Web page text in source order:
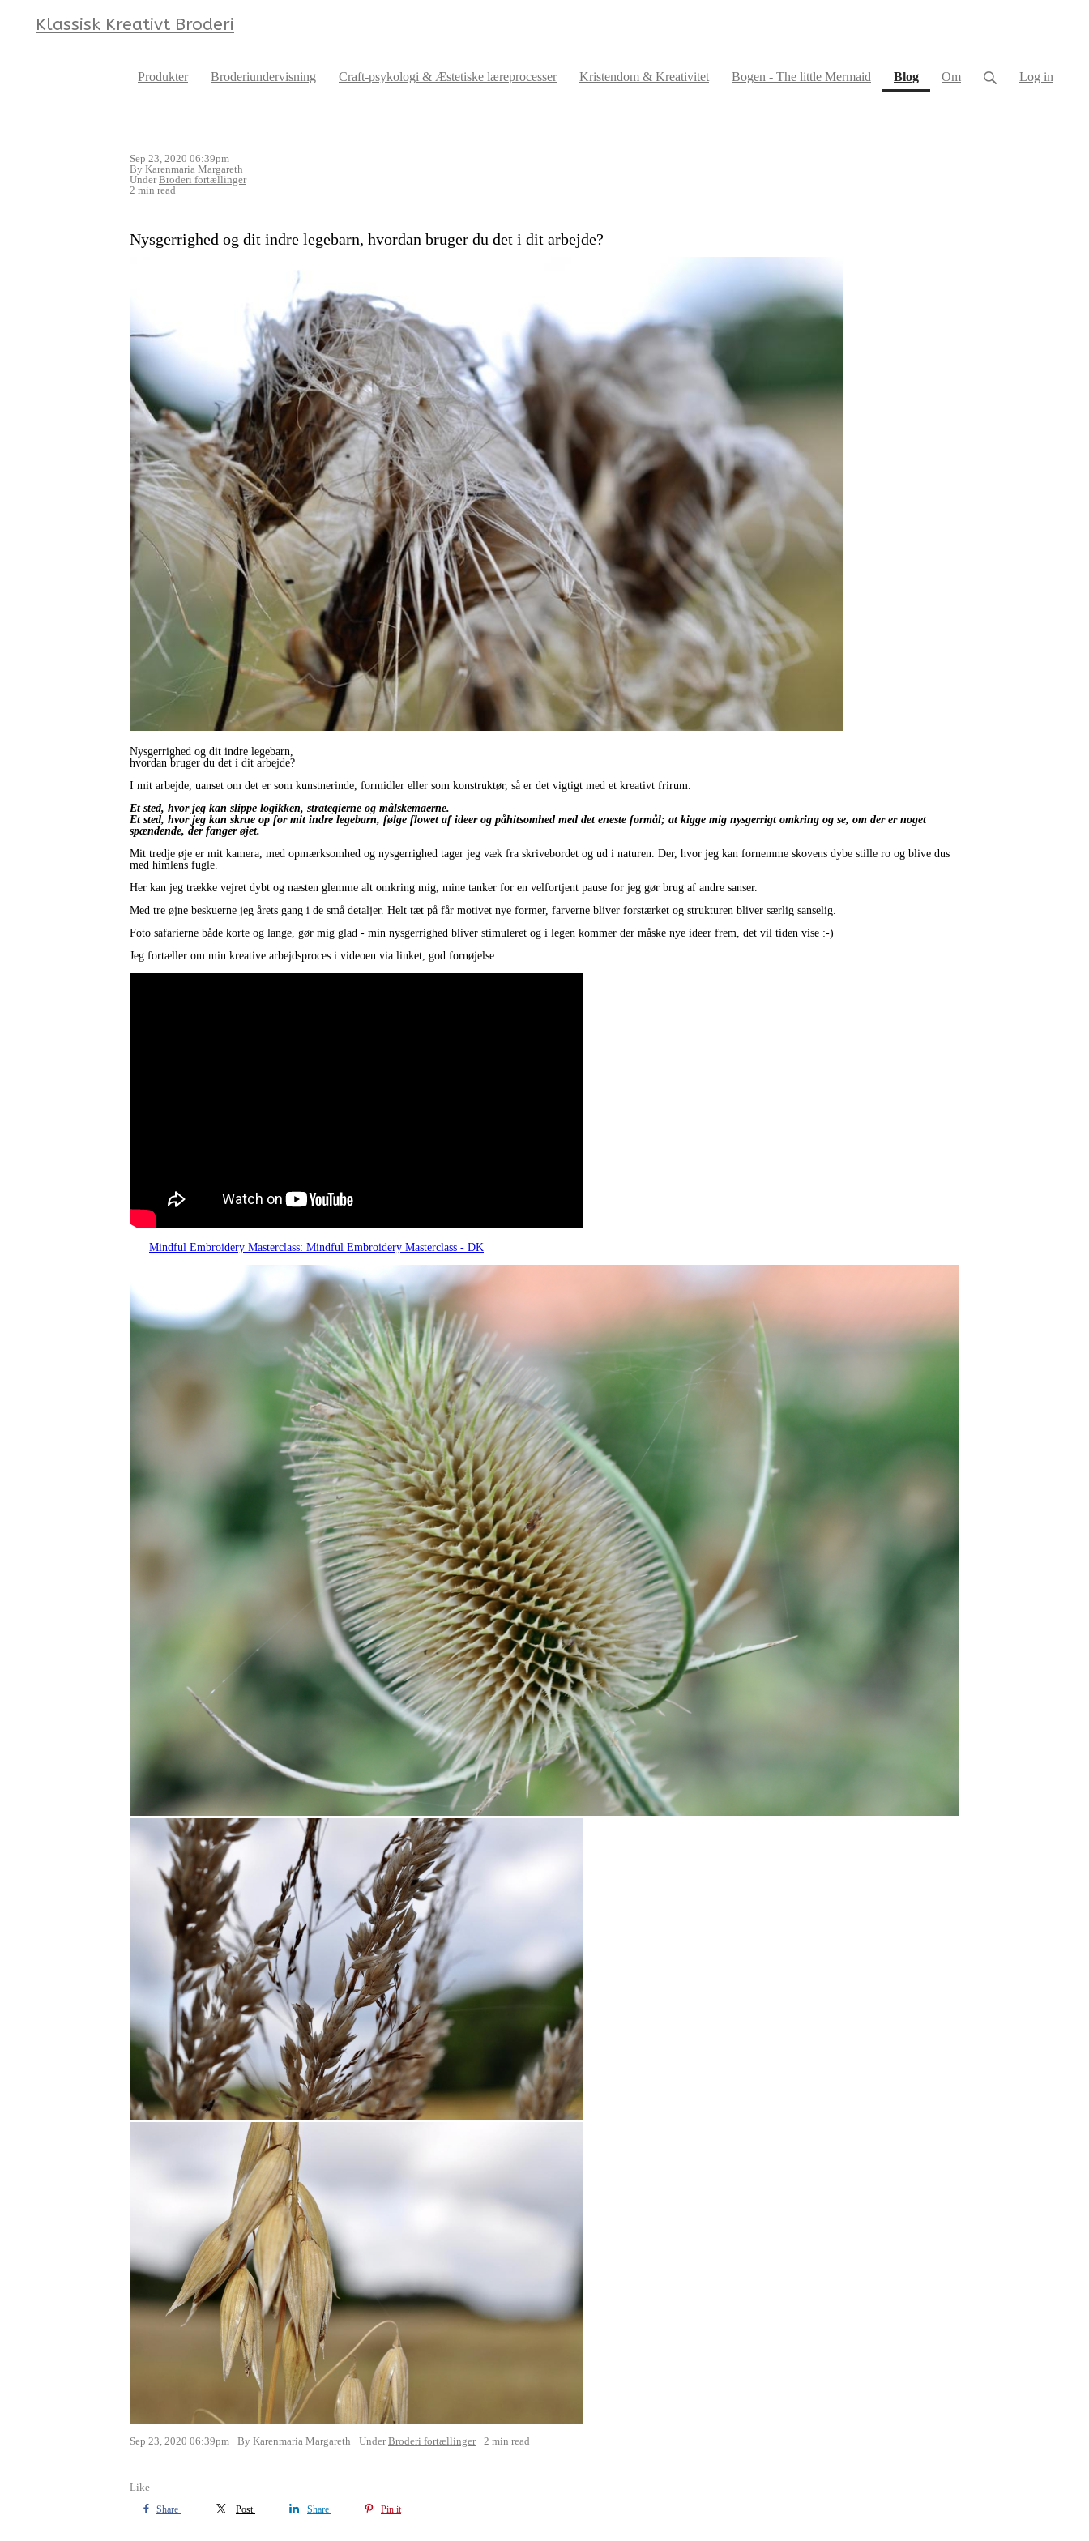
Klassisk Kreativt Broderi
Produkter Broderiundervisning Craft-psykologi & Æstetiske læreprocesser Kristendom & Kreativitet Bogen - The little Mermaid Blog(current)
Om Log in
Sep 23, 2020 06:39pm
By Karenmaria Margareth
UnderBroderi fortællinger
2 min read
Nysgerrighed og dit indre legebarn, hvordan bruger du det i dit arbejde?
Nysgerrighed og dit indre legebarn,
hvordan bruger du det i dit arbejde?
I mit arbejde, uanset om det er som kunstnerinde, formidler eller som konstruktør, så er det vigtigt med et kreativt frirum.
Et sted, hvor jeg kan slippe logikken, strategierne og målskemaerne.
Et sted, hvor jeg kan skrue op for mit indre legebarn, følge flowet af ideer og påhitsomhed med det eneste formål; at kigge mig nysgerrigt omkring og se, om der er noget
spændende, der fanger øjet.
Mit tredje øje er mit kamera, med opmærksomhed og nysgerrighed tager jeg væk fra skrivebordet og ud i naturen. Der, hvor jeg kan fornemme skovens dybe stille ro og blive dus
med himlens fugle.
Her kan jeg trække vejret dybt og næsten glemme alt omkring mig, mine tanker for en velfortjent pause for jeg gør brug af andre sanser.
Med tre øjne beskuerne jeg årets gang i de små detaljer. Helt tæt på får motivet nye former, farverne bliver forstærket og strukturen bliver særlig sanselig.
Foto safarierne både korte og lange, gør mig glad - min nysgerrighed bliver stimuleret og i legen kommer der måske nye ideer frem, det vil tiden vise :-)
Jeg fortæller om min kreative arbejdsproces i videoen via linket, god fornøjelse.
Mindful Embroidery Masterclass: Mindful Embroidery Masterclass - DK
Sep 23, 2020 06:39pm By Karenmaria Margareth UnderBroderi fortællinger 2 min read
Like
Share Post Share Pin it